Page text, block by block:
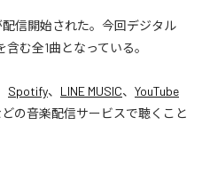
配信開始された。今回デジタル
む全1曲となっている。
Spotify、 LINE MUSIC、 YouTube
どの音楽配信サービスで聴くこと